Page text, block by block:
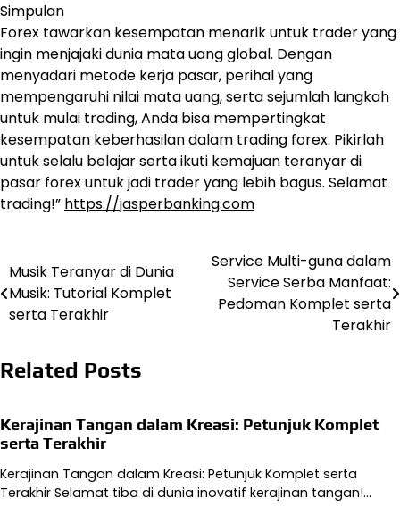
Simpulan
Forex tawarkan kesempatan menarik untuk trader yang
ingin menjajaki dunia mata uang global. Dengan
menyadari metode kerja pasar, perihal yang
mempengaruhi nilai mata uang, serta sejumlah langkah
untuk mulai trading, Anda bisa mempertingkat
kesempatan keberhasilan dalam trading forex. Pikirlah
untuk selalu belajar serta ikuti kemajuan teranyar di
pasar forex untuk jadi trader yang lebih bagus. Selamat
trading!” https://jasperbanking.com
Navigasi
pos
Musik Teranyar di Dunia
Musik: Tutorial Komplet
serta Terakhir
Service Multi-guna dalam
Service Serba Manfaat:
Pedoman Komplet serta
Terakhir
Related Posts
Kerajinan Tangan dalam Kreasi: Petunjuk Komplet
serta Terakhir
Kerajinan Tangan dalam Kreasi: Petunjuk Komplet serta
Terakhir Selamat tiba di dunia inovatif kerajinan tangan!…